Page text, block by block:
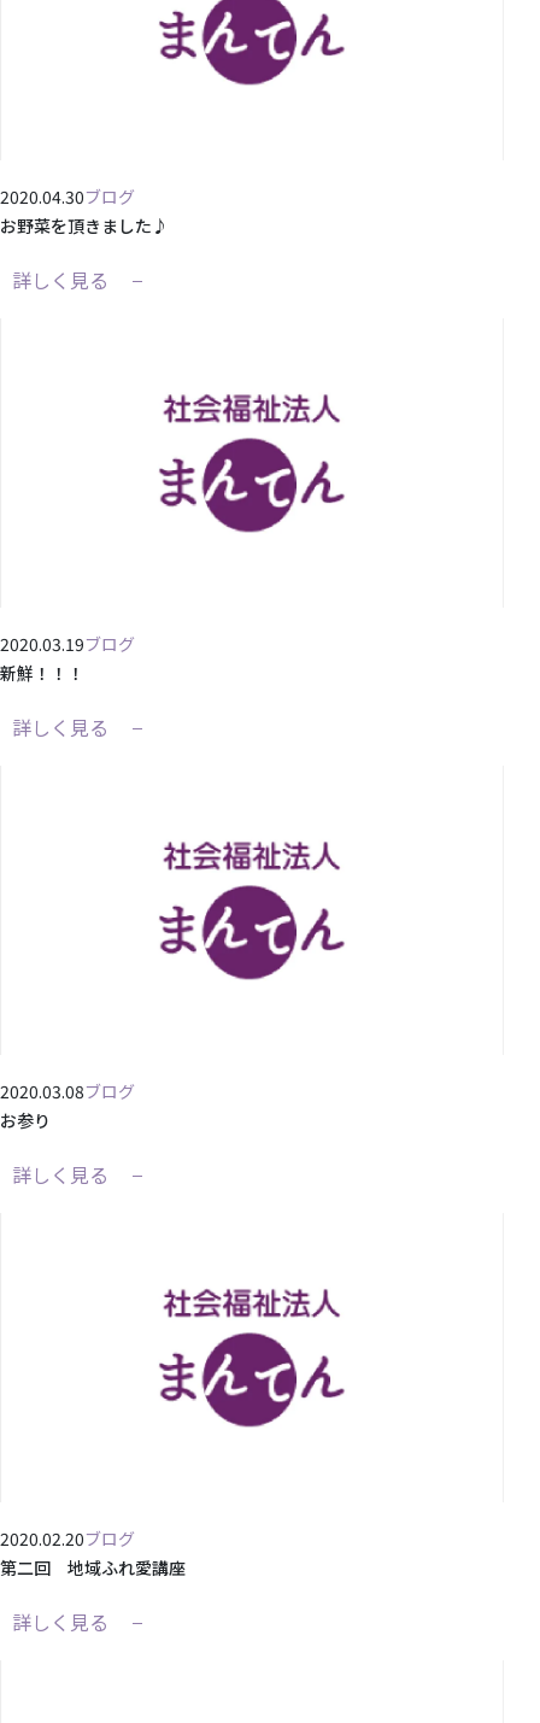
2020.04.30ブログ
お野菜を頂きました♪
詳しく見る
2020.03.19ブログ
新鮮！！！
詳しく見る
2020.03.08ブログ
お参り
詳しく見る
2020.02.20ブログ
第二回 地域ふれ愛講座
詳しく見る